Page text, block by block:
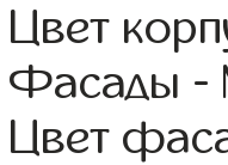
Цвет
Фасады
Цвет